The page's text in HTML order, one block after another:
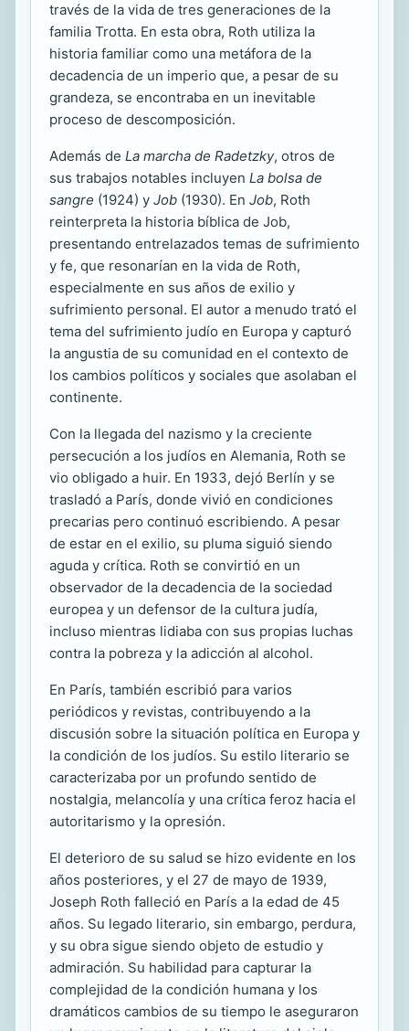
través de la vida de tres generaciones de la
familia Trotta. En esta obra, Roth utiliza la
historia familiar como una metáfora de la
decadencia de un imperio que, a pesar de su
grandeza, se encontraba en un inevitable
proceso de descomposición.
Además de La marcha de Radetzky, otros de
sus trabajos notables incluyen La bolsa de
sangre (1924) y Job (1930). En Job, Roth
reinterpreta la historia bíblica de Job,
presentando entrelazados temas de sufrimiento
y fe, que resonarían en la vida de Roth,
especialmente en sus años de exilio y
sufrimiento personal. El autor a menudo trató el
tema del sufrimiento judío en Europa y capturó
la angustia de su comunidad en el contexto de
los cambios políticos y sociales que asolaban el
continente.
Con la llegada del nazismo y la creciente
persecución a los judíos en Alemania, Roth se
vio obligado a huir. En 1933, dejó Berlín y se
trasladó a París, donde vivió en condiciones
precarias pero continuó escribiendo. A pesar
de estar en el exilio, su pluma siguió siendo
aguda y crítica. Roth se convirtió en un
observador de la decadencia de la sociedad
europea y un defensor de la cultura judía,
incluso mientras lidiaba con sus propias luchas
contra la pobreza y la adicción al alcohol.
En París, también escribió para varios
periódicos y revistas, contribuyendo a la
discusión sobre la situación política en Europa y
la condición de los judíos. Su estilo literario se
caracterizaba por un profundo sentido de
nostalgia, melancolía y una crítica feroz hacia el
autoritarismo y la opresión.
El deterioro de su salud se hizo evidente en los
años posteriores, y el 27 de mayo de 1939,
Joseph Roth falleció en París a la edad de 45
años. Su legado literario, sin embargo, perdura,
y su obra sigue siendo objeto de estudio y
admiración. Su habilidad para capturar la
complejidad de la condición humana y los
dramáticos cambios de su tiempo le aseguraron